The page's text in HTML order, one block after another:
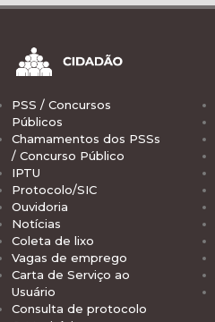
PSS / Concursos
Públicos
Chamamentos dos PSSs
/ Concurso Público
IPTU
Protocolo/SIC
Ouvidoria
Notícias
Coleta de lixo
Vagas de emprego
Carta de Serviço ao
Usuário
Consulta de protocolo